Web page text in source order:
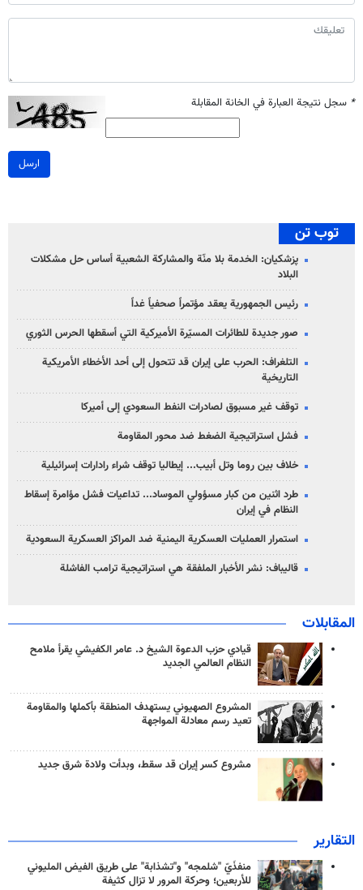
* سجل نتيجة العبارة في الخانة المقابلة
ارسل
توب تن
پزشکیان: الخدمة بلا منّة والمشاركة الشعبية أساس حل مشكلات
البلاد
رئيس الجمهورية يعقد مؤتمراً صحفياً غداً
صور جديدة للطائرات المسيّرة الأميركية التي أسقطها الحرس الثوري
التلغراف: الحرب على إيران قد تتحول إلى أحد الأخطاء الأمريكية
التاريخية
توقف غير مسبوق لصادرات النفط السعودي إلى أميركا
فشل استراتيجية الضغط ضد محور المقاومة
خلاف بين روما وتل أبيب... إيطاليا توقف شراء رادارات إسرائيلية
طرد اثنين من كبار مسؤولي الموساد... تداعيات فشل مؤامرة إسقاط
النظام في إيران
استمرار العمليات العسكرية اليمنية ضد المراكز العسكرية السعودية
قاليباف: نشر الأخبار الملفقة هي استراتيجية ترامب الفاشلة
المقابلات
قيادي حزب الدعوة الشيخ د. عامر الكفيشي يقرأ ملامح
النظام العالمي الجديد
المشروع الصهيوني يستهدف المنطقة بأكملها والمقاومة
تعيد رسم معادلة المواجهة
مشروع كسر إيران قد سقط، وبدأت ولادة شرق جديد
التقارير
منفذَيّ "شلمجه" و"تشذابة" على طريق الفيض المليوني
للأربعين؛ وحركة المرور لا تزال كثيفة